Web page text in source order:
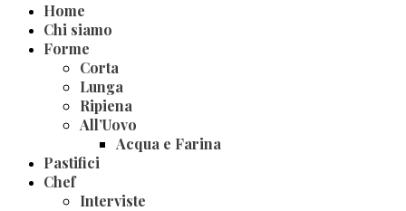
Home
Chi siamo
Forme
Corta
Lunga
Ripiena
All’Uovo
Acqua e Farina
Pastifici
Chef
Interviste